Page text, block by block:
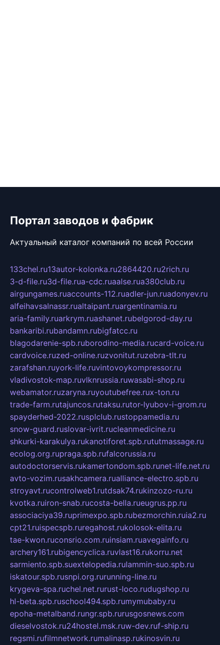
Портал заводов и фабрик
Актуальный каталог компаний по всей России
133chel.ru13autor-kolonka.ru2864420.ru2rich.ru
3-d-file.ru3d-file.rua-cdc.ruaalse.rua380club.ru
airgungames.ruaccounts-112.ruadler-jun.ruadonyev.ru
alfeihavsalnassr.rualtaipant.ruargentinamia.ru
aria-family.ruarkrym.ruashanet.rubelgorod-day.ru
bankaribi.rubandamn.rubigfatcc.ru
blagodarenie-spb.ruborodino-media.rucard-voice.ru
cardvoice.ruzed-online.ruzvonitut.ruzebra-tlt.ru
zarafshan.ruyork-life.ruvintovoykompressor.ru
vladivostok-map.ruvlknrussia.ruwasabi-shop.ru
webamator.ruzaryna.ruyoutubefree.rux-ton.ru
trade-farm.rutajuncos.rutaksu.rutor-lyubov-i-grom.ru
spayderhed-2022.rusplclub.rustoppamedia.ru
snow-guard.ruslovar-ivrit.rucleanmedicine.ru
shkurki-karakulya.rukanotiforet.spb.rututmassage.ru
ecolog.org.rupraga.spb.rufalcorussia.ru
autodoctorservis.rukamertondom.spb.runet-life.net.ru
avto-vozim.rusakhcamera.rualliance-electro.spb.ru
stroyavt.rucontrolweb1.rutdsak74.rukinzozo-ru.ru
kvotka.ruiron-snab.rucosta-bella.rueugrus.pp.ru
associaciya39.ruprimexpo.spb.rubezmorchin.ruia2.ru
cpt21.ruispecspb.ruregahost.rukolosok-elita.ru
tae-kwon.ruconsrio.com.ruinsiam.ruavegainfo.ru
archery161.rubigencyclica.ruvlast16.rukorru.net
sarmiento.spb.suextelopedia.rulammin-suo.spb.ru
iskatour.spb.rusnpi.org.rurunning-line.ru
krygeva-spa.ruchel.net.rurust-loco.rudugshop.ru
hl-beta.spb.ruschool494.spb.rumymubaby.ru
epoha-metalband.rungr.spb.rurusgosnews.com
dieselvostok.ru24hostel.msk.ruw-dev.ruf-ship.ru
regsmi.rufilmnetwork.rumalinasp.rukinosvin.ru